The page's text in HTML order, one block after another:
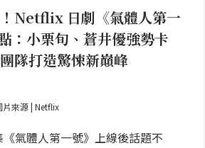
Netflix 日劇《氣體人第一
：小栗旬、蒼井優強勢卡
隊打造驚悚新巔峰
來源 | Netflix
氣體人第一號》上線後話題不